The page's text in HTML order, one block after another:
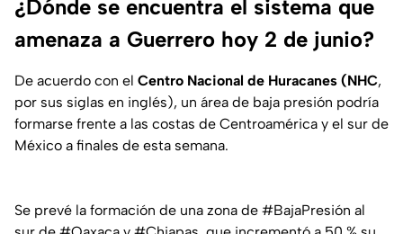
¿Dónde se encuentra el sistema que
amenaza a Guerrero hoy 2 de junio?
De acuerdo con el Centro Nacional de Huracanes (NHC,
por sus siglas en inglés), un área de baja presión podría
formarse frente a las costas de Centroamérica y el sur de
México a finales de esta semana.
Se prevé la formación de una zona de #BajaPresión al